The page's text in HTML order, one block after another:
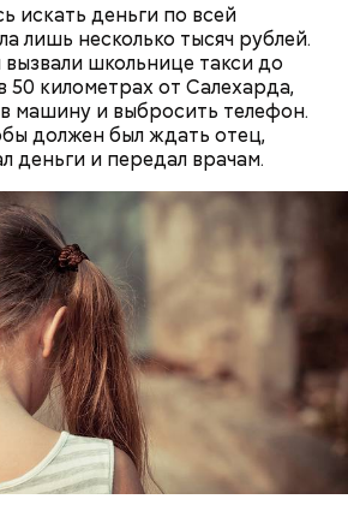
искать деньги по всей
лишь несколько тысяч рублей.
школьнице такси до
50 километрах от Салехарда,
машину и выбросить телефон.
должен был ждать отец,
деньги и передал врачам.
в дом воду из святого
специфический запах. Воду
остались пятна, похожие на
ожога, — вспоминал дядя
со следователями.
занимался вольной борьбой и
России в категории до 97
на успехи, спортсмен
Он смог попасть в Школу
Нурмагомедова, отца
весе Хабиба
известными ее
Ислам Махачев и Усман
звездами смешанных